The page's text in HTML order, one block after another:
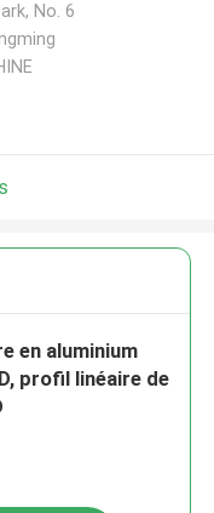
No. 6
en aluminium
profil linéaire de